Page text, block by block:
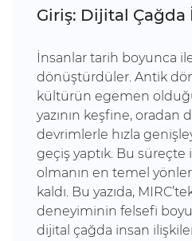
Giriş: Dijital Çağda
İnsanlar tarih boyunca
dönüştürdüler. Antik
kültürün egemen
yazının keşfine, oradan
devrimlerle hızla
geçiş yaptık. Bu süreçte
olmanın en temel
kaldı. Bu yazıda,
deneyiminin felsefi
dijital çağda insan